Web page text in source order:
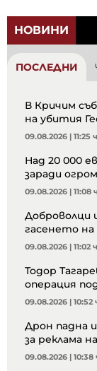
НОВИНИ
ПОСЛЕДНИ
В Кричим
на убития
09.08.2026 | 11:25
Над 20 000
заради
09.08.2026 | 11:08
Доброволци
гасенето
09.08.2026 | 11:02
Тодор
операция
09.08.2026 | 10:52
Дрон падна
за реклама
09.08.2026 | 10:38